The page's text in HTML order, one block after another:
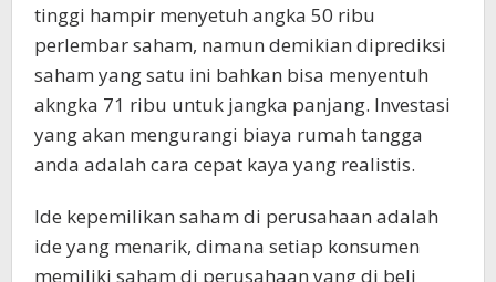
tinggi hampir menyetuh angka 50 ribu
perlembar saham, namun demikian diprediksi
saham yang satu ini bahkan bisa menyentuh
akngka 71 ribu untuk jangka panjang. Investasi
yang akan mengurangi biaya rumah tangga
anda adalah cara cepat kaya yang realistis.
Ide kepemilikan saham di perusahaan adalah
ide yang menarik, dimana setiap konsumen
memiliki saham di perusahaan yang di beli